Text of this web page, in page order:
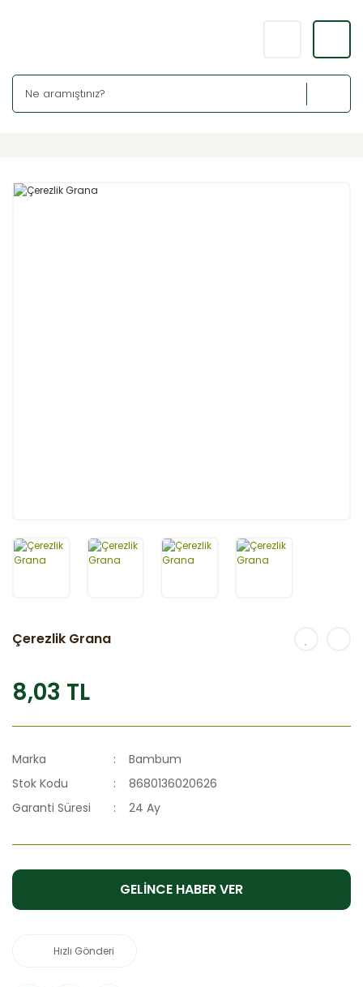
Çerezlik Grana
8,03 TL
Marka
Bambum
Stok Kodu
8680136020626
Garanti Süresi
24 Ay
GELİNCE HABER VER
Hızlı Gönderi